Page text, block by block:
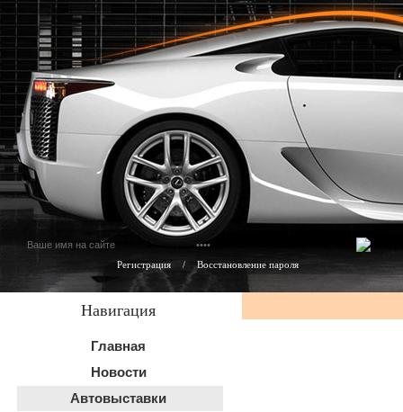
Регистрация / Восстановление пароля
Навигация
Главная
Новости
Автовыставки